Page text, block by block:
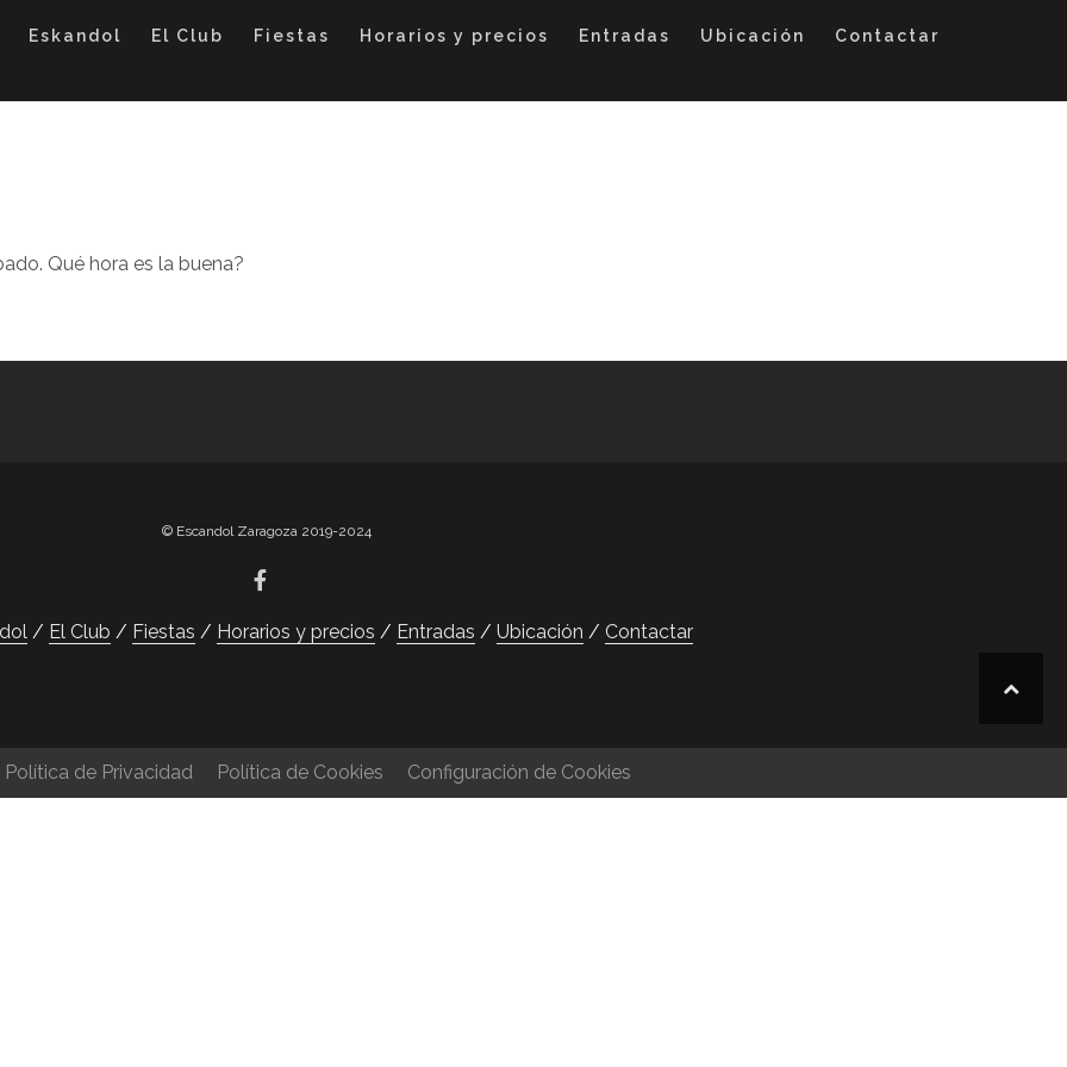
Eskandol El Club Fiestas Horarios y precios Entradas Ubicación Contactar
Qué hora es la buena?
© Escandol Zaragoza 2019-2024
El Club Fiestas Horarios y precios Entradas Ubicación Contactar
Política de Privacidad Política de Cookies Configuración de Cookies